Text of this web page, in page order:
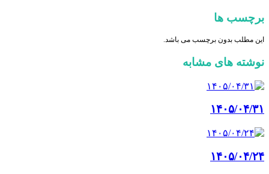
برچسب ها
این مطلب بدون برچسب می باشد.
نوشته های مشابه
۱۴۰۵/۰۴/۳۱
۱۴۰۵/۰۴/۲۴